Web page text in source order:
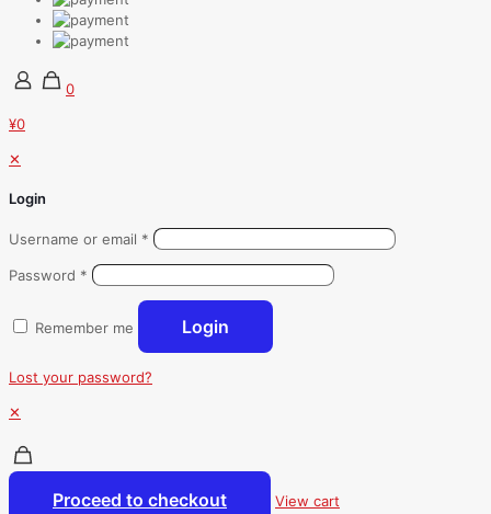
0
¥0
✕
Login
Username or email *
Password *
Remember me Login
Lost your password?
✕
Proceed to checkout View cart